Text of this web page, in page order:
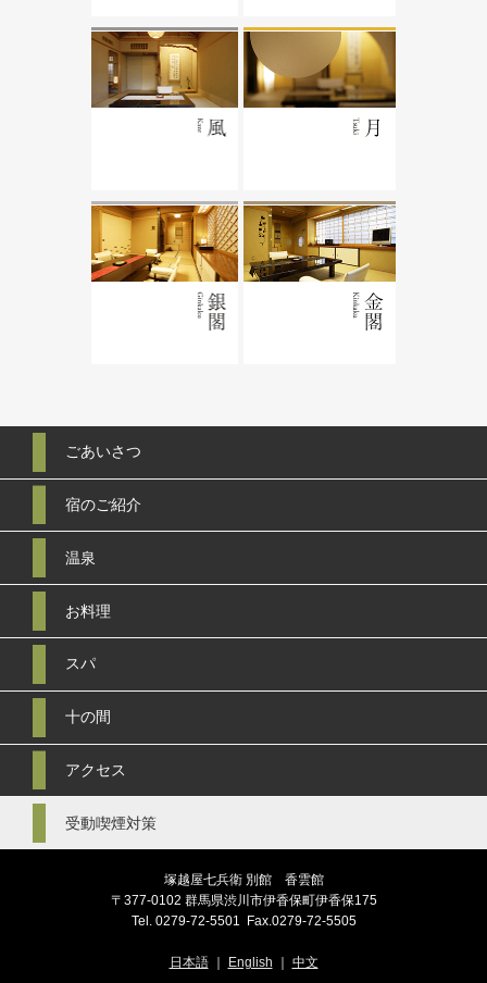
ごあいさつ
宿のご紹介
温泉
お料理
スパ
十の間
アクセス
受動喫煙対策
塚越屋七兵衛 別館 香雲館
〒377-0102 群馬県渋川市伊香保町伊香保175
Tel. 0279-72-5501 Fax.0279-72-5505
日本語｜ English 中文